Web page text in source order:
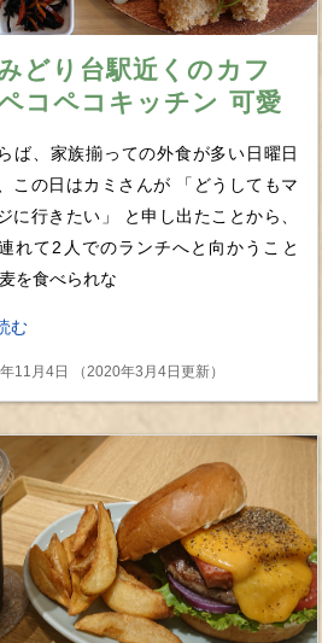
どり台駅近くのカフ
コペコキッチン 可愛
ャップ萌えするデカ
食に思わず満腹！
ば、家族揃っての外食が多い日曜日
この日はカミさんが 「どうしてもマ
に行きたい」 と申し出たことから、
れて2人でのランチへと向かうこと
を食べられな
む
11月4日 （2020年3月4日更新）